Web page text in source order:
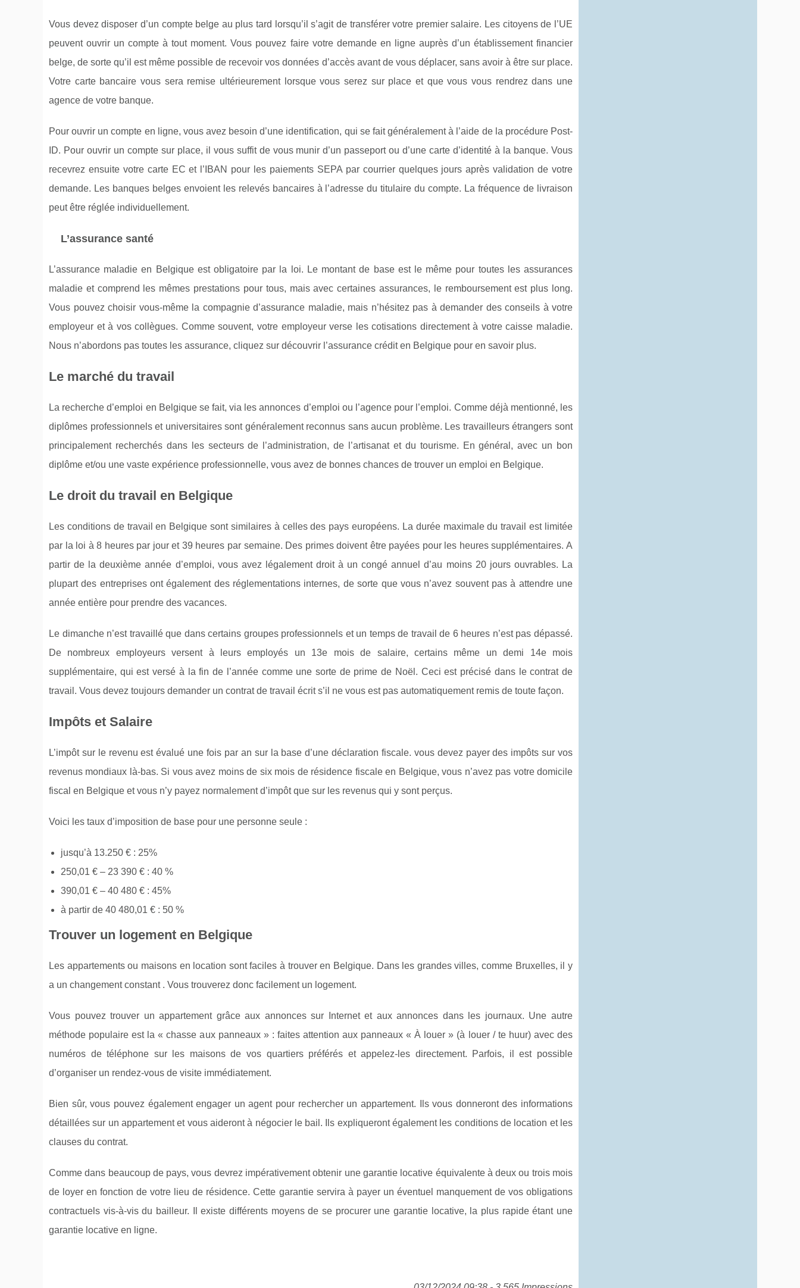
Vous devez disposer d’un compte belge au plus tard lorsqu’il s’agit de transférer votre premier salaire. Les citoyens de l’UE
peuvent ouvrir un compte à tout moment. Vous pouvez faire votre demande en ligne auprès d’un établissement financier
belge, de sorte qu’il est même possible de recevoir vos données d’accès avant de vous déplacer, sans avoir à être sur place.
Votre carte bancaire vous sera remise ultérieurement lorsque vous serez sur place et que vous vous rendrez dans une
agence de votre banque.
Pour ouvrir un compte en ligne, vous avez besoin d’une identification, qui se fait généralement à l’aide de la procédure Post-
ID. Pour ouvrir un compte sur place, il vous suffit de vous munir d’un passeport ou d’une carte d’identité à la banque. Vous
recevrez ensuite votre carte EC et l’IBAN pour les paiements SEPA par courrier quelques jours après validation de votre
demande. Les banques belges envoient les relevés bancaires à l’adresse du titulaire du compte. La fréquence de livraison
peut être réglée individuellement.
L’assurance santé
L’assurance maladie en Belgique est obligatoire par la loi. Le montant de base est le même pour toutes les assurances
maladie et comprend les mêmes prestations pour tous, mais avec certaines assurances, le remboursement est plus long.
Vous pouvez choisir vous-même la compagnie d’assurance maladie, mais n’hésitez pas à demander des conseils à votre
employeur et à vos collègues. Comme souvent, votre employeur verse les cotisations directement à votre caisse maladie.
Nous n’abordons pas toutes les assurance, cliquez sur découvrir l’assurance crédit en Belgique pour en savoir plus.
Le marché du travail
La recherche d’emploi en Belgique se fait, via les annonces d’emploi ou l’agence pour l’emploi. Comme déjà mentionné, les
diplômes professionnels et universitaires sont généralement reconnus sans aucun problème. Les travailleurs étrangers sont
principalement recherchés dans les secteurs de l’administration, de l’artisanat et du tourisme. En général, avec un bon
diplôme et/ou une vaste expérience professionnelle, vous avez de bonnes chances de trouver un emploi en Belgique.
Le droit du travail en Belgique
Les conditions de travail en Belgique sont similaires à celles des pays européens. La durée maximale du travail est limitée
par la loi à 8 heures par jour et 39 heures par semaine. Des primes doivent être payées pour les heures supplémentaires. A
partir de la deuxième année d’emploi, vous avez légalement droit à un congé annuel d’au moins 20 jours ouvrables. La
plupart des entreprises ont également des réglementations internes, de sorte que vous n’avez souvent pas à attendre une
année entière pour prendre des vacances.
Le dimanche n’est travaillé que dans certains groupes professionnels et un temps de travail de 6 heures n’est pas dépassé.
De nombreux employeurs versent à leurs employés un 13e mois de salaire, certains même un demi 14e mois
supplémentaire, qui est versé à la fin de l’année comme une sorte de prime de Noël. Ceci est précisé dans le contrat de
travail. Vous devez toujours demander un contrat de travail écrit s’il ne vous est pas automatiquement remis de toute façon.
Impôts et Salaire
L’impôt sur le revenu est évalué une fois par an sur la base d’une déclaration fiscale. vous devez payer des impôts sur vos
revenus mondiaux là-bas. Si vous avez moins de six mois de résidence fiscale en Belgique, vous n’avez pas votre domicile
fiscal en Belgique et vous n’y payez normalement d’impôt que sur les revenus qui y sont perçus.
Voici les taux d’imposition de base pour une personne seule :
jusqu’à 13.250 € : 25%
250,01 € – 23 390 € : 40 %
390,01 € – 40 480 € : 45%
à partir de 40 480,01 € : 50 %
Trouver un logement en Belgique
Les appartements ou maisons en location sont faciles à trouver en Belgique. Dans les grandes villes, comme Bruxelles, il y
a un changement constant . Vous trouverez donc facilement un logement.
Vous pouvez trouver un appartement grâce aux annonces sur Internet et aux annonces dans les journaux. Une autre
méthode populaire est la « chasse aux panneaux » : faites attention aux panneaux « À louer » (à louer / te huur) avec des
numéros de téléphone sur les maisons de vos quartiers préférés et appelez-les directement. Parfois, il est possible
d’organiser un rendez-vous de visite immédiatement.
Bien sûr, vous pouvez également engager un agent pour rechercher un appartement. Ils vous donneront des informations
détaillées sur un appartement et vous aideront à négocier le bail. Ils expliqueront également les conditions de location et les
clauses du contrat.
Comme dans beaucoup de pays, vous devrez impérativement obtenir une garantie locative équivalente à deux ou trois mois
de loyer en fonction de votre lieu de résidence. Cette garantie servira à payer un éventuel manquement de vos obligations
contractuels vis-à-vis du bailleur. Il existe différents moyens de se procurer une garantie locative, la plus rapide étant une
garantie locative en ligne.